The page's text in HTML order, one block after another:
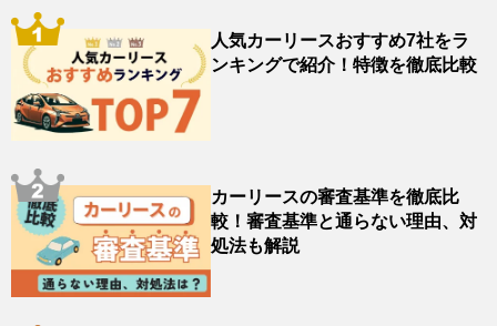
人気カーリースおすすめ7社をラ
ンキングで紹介！特徴を徹底比較
カーリースの審査基準を徹底比
較！審査基準と通らない理由、対
処法も解説